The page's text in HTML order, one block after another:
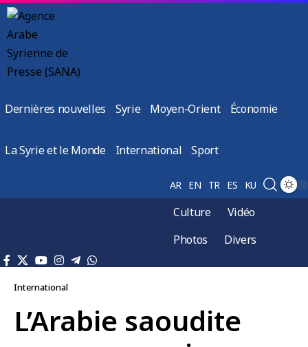
Dernières nouvelles Syrie Moyen-Orient Économie
La Syrie et le Monde International Sport
AR EN TR ES KU
Culture
Vidéo
Photos
Divers
International
L’Arabie saoudite